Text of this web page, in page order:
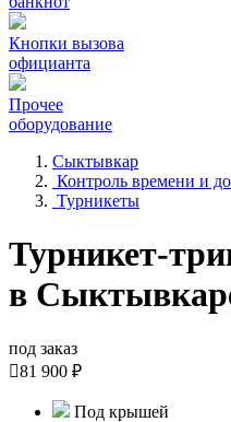
Кнопки вызова
официанта
Прочее
оборудование
Сыктывкар
Контроль времени и
Турникеты
Турникет-
в
под заказ
81 900 ₽
Под крышей